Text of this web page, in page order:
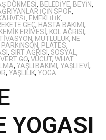
DÖNMESI, BELEDIYE, BEYIN,
IÇIN SPOR,
, EMEKLILIK,
GEÇ, HASTA BAKIMI ,
KEMIK ERIMESI, KOL AĞRISI ,
, MUTLULUK, NE
PARKINSON, PLATES,
, SIRT AĞRISI , SOSYAL,
VERTIGO, VÜCUT, WHAT
, YAŞLI BAKIMI , YAŞLI EVI,
, YAŞLILIK, YOGA
YOGASI